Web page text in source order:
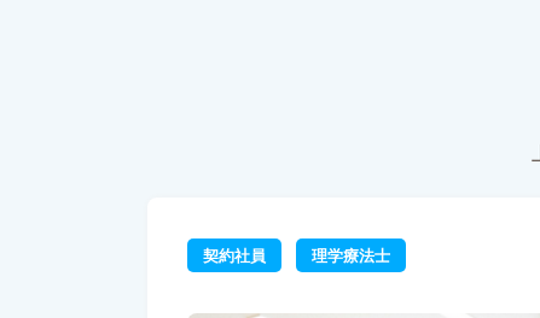
契約社員 理学療法士